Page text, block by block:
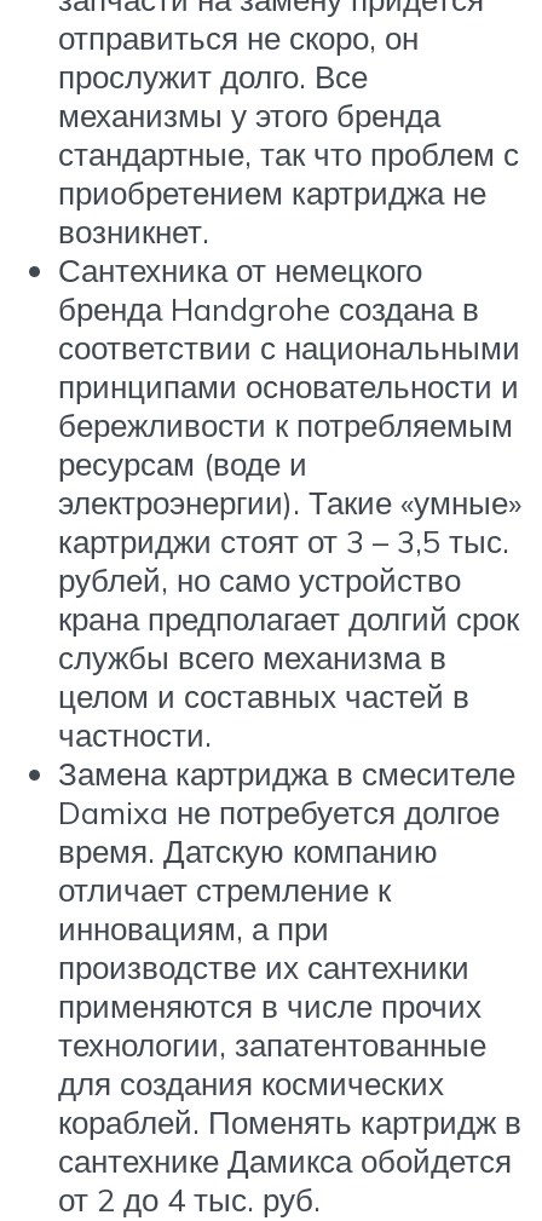
отправиться не скоро, он
прослужит долго. Все
механизмы у этого бренда
стандартные, так что проблем с
приобретением картриджа не
возникнет.
Сантехника от немецкого
бренда Handgrohe создана в
соответствии с национальными
принципами основательности и
бережливости к потребляемым
ресурсам (воде и
электроэнергии). Такие «умные»
картриджи стоят от 3 – 3,5 тыс.
рублей, но само устройство
крана предполагает долгий срок
службы всего механизма в
целом и составных частей в
частности.
Замена картриджа в смесителе
Damixa не потребуется долгое
время. Датскую компанию
отличает стремление к
инновациям, а при
производстве их сантехники
применяются в числе прочих
технологии, запатентованные
для создания космических
кораблей. Поменять картридж в
сантехнике Дамикса обойдется
от 2 до 4 тыс. руб.